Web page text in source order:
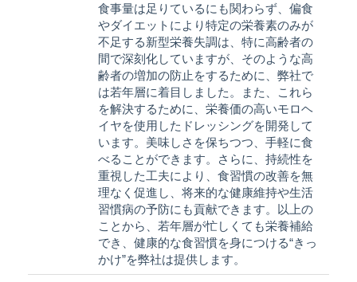
食事量は足りているにも関わらず、偏食
やダイエットにより特定の栄養素のみが
不足する新型栄養失調は、特に高齢者の
間で深刻化していますが、そのような高
齢者の増加の防止をするために、弊社で
は若年層に着目しました。また、これら
を解決するために、栄養価の高いモロヘ
イヤを使用したドレッシングを開発して
います。美味しさを保ちつつ、手軽に食
べることができます。さらに、持続性を
重視した工夫により、食習慣の改善を無
理なく促進し、将来的な健康維持や生活
習慣病の予防にも貢献できます。以上の
ことから、若年層が忙しくても栄養補給
でき、健康的な食習慣を身につける“きっ
かけ”を弊社は提供します。